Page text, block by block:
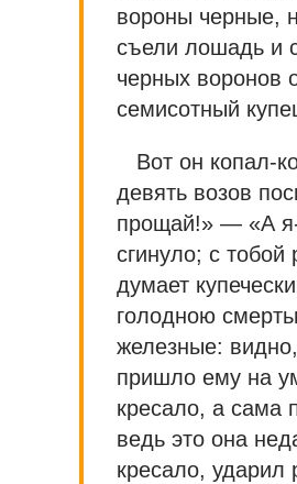
вороны черные,
съели лошадь и
черных воронов
семисотный
Вот он копал-
девять возов
прощай!» — «А я-
сгинуло; с
думает
голодною
железные:
пришло ему на
кресало, а сама
ведь это она
кресало, ударил